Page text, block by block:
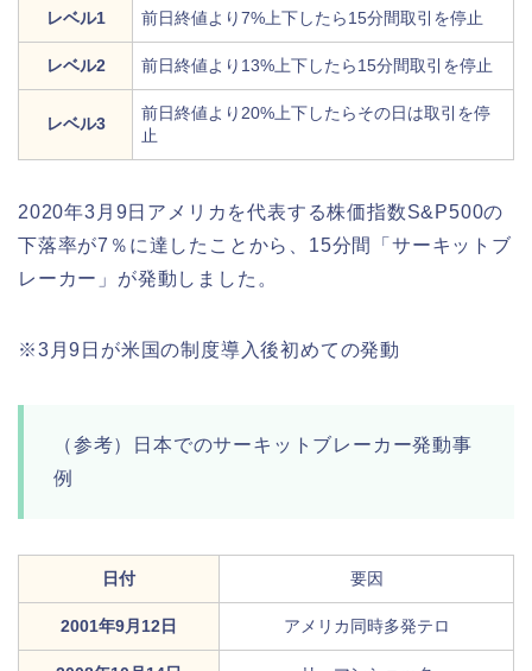
レベル1 前日終値より7%上下したら15分間取引を停止
レベル2 前日終値より13%上下したら15分間取引を停止
レベル3
前日終値より20%上下したらその日は取引を停
止
2020年3月9日アメリカを代表する株価指数S&P500の
下落率が7％に達したことから、15分間「サーキットブ
レーカー」が発動しました。
※3月9日が米国の制度導入後初めての発動
（参考）日本でのサーキットブレーカー発動事
例
日付 要因
2001年9月12日 アメリカ同時多発テロ